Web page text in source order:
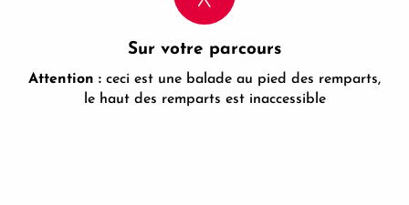
Sur votre parcours
Attention : ceci est une balade au pied des remparts,
le haut des remparts est inaccessible